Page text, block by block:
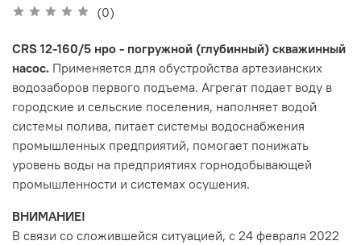
(0)
CRS 12-160/5 нро - погружной (глубинный) скважинный
насос. Применяется для обустройства артезианских
водозаборов первого подъема. Агрегат подает воду в
городские и сельские поселения, наполняет водой
системы полива, питает системы водоснабжения
промышленных предприятий, помогает понижать
уровень воды на предприятиях горнодобывающей
промышленности и системах осушения.
ВНИМАНИЕ!
В связи со сложившейся ситуацией, с 24 февраля 2022